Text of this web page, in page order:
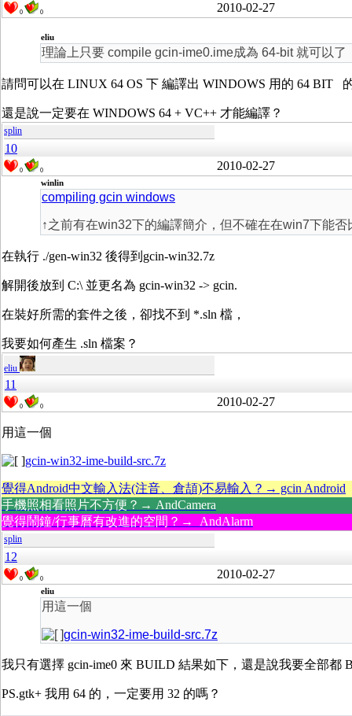
0 0 2010-02-27
eliu
理論上只要 compile gcin-ime0.ime成為 64-bit 就可以了
請問可以在 LINUX 64 OS 下 編譯出 WINDOWS 用的 64 BIT
還是說一定要在 WINDOWS 64 + VC++ 才能編譯？
splin
10
0 0 2010-02-27
winlin
compiling gcin windows
↑之前有在win32下的編譯簡介，但不確在在win7下能否
在執行 ./gen-win32 後得到gcin-win32.7z
解開後放到 C:\ 並更名為 gcin-win32 -> gcin.
在裝好所需的套件之後，卻找不到 *.sln 檔，
我要如何產生 .sln 檔案？
eliu
11
0 0 2010-02-27
用這一個
gcin-win32-ime-build-src.7z
覺得Android中文輸入法(注音、倉頡)不易輸入？→ gcin Android
手機照相看照片不方便？→ AndCamera
覺得鬧鐘/行事曆有改進的空間？→ AndAlarm
splin
12
0 0 2010-02-27
eliu
用這一個
gcin-win32-ime-build-src.7z
我只有選擇 gcin-ime0 來 BUILD 結果如下，還是說我要全部都
PS.gtk+ 我用 64 的，一定要用 32 的嗎？